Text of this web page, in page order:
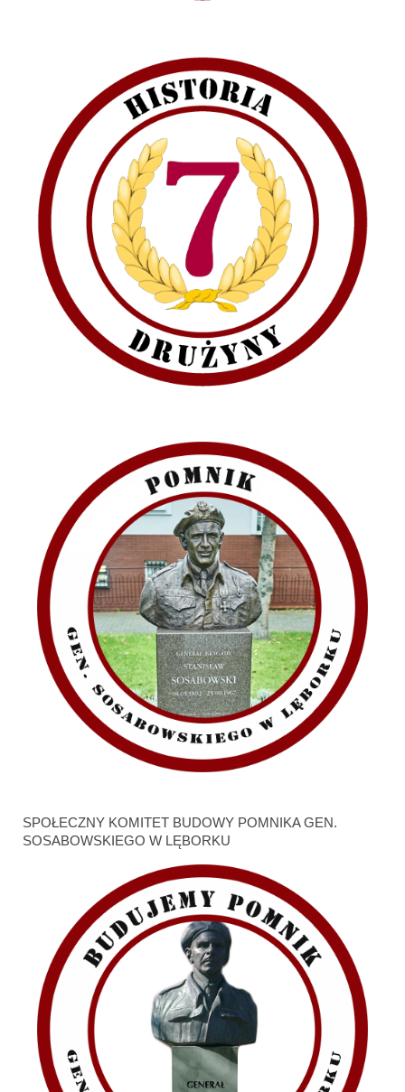
SPOŁECZNY KOMITET BUDOWY POMNIKA GEN.
SOSABOWSKIEGO W LĘBORKU